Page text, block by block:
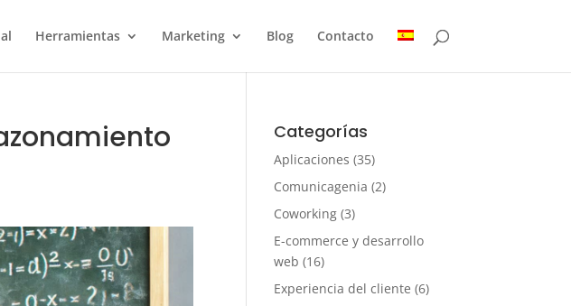
Herramientas Marketing Blog Contacto
Categorías
Aplicaciones (35)
Comunicagenia (2)
Coworking (3)
E-commerce y desarrollo
web (16)
Experiencia del cliente (6)